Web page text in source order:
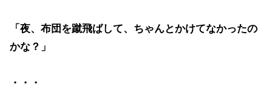
「夜、布団を蹴飛ばして、ちゃんとかけてなかったの
かな？」
・・・